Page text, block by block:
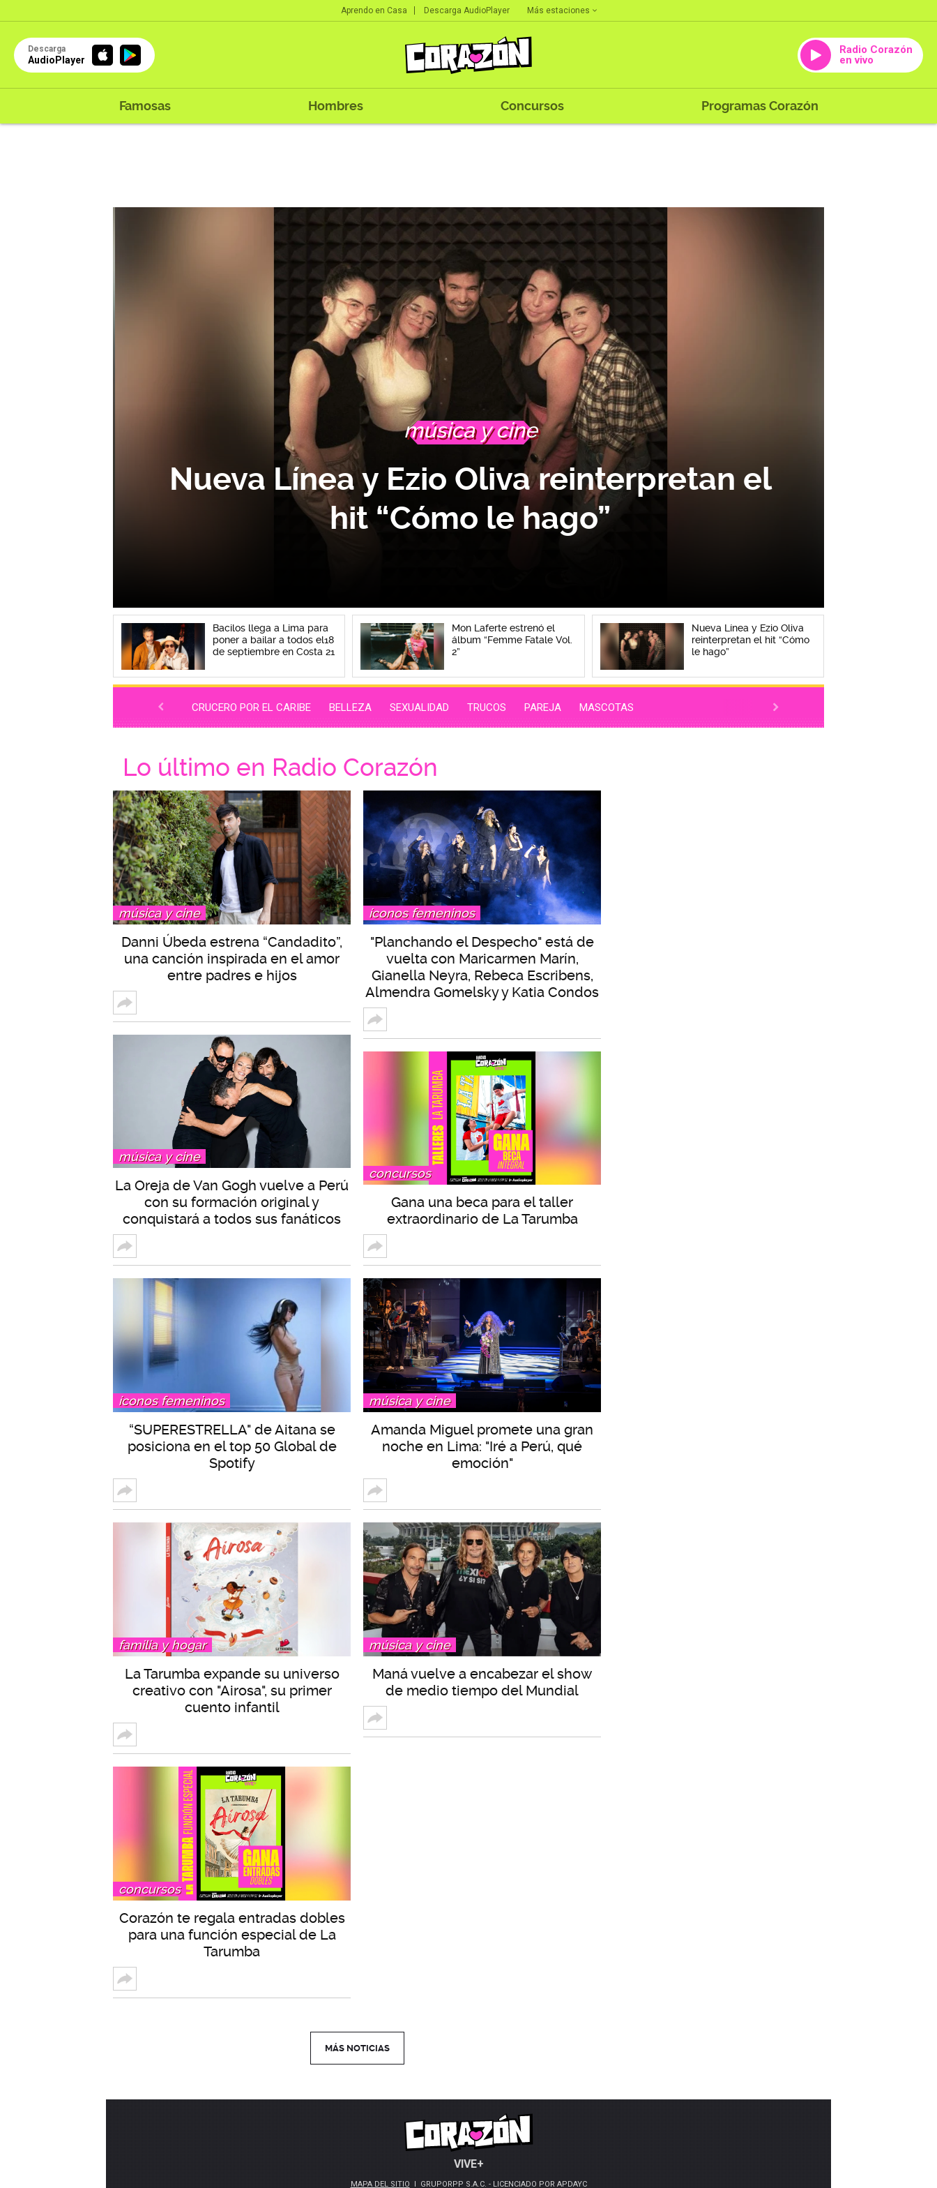
Aprendo en Casa Descarga AudioPlayer Más estaciones
Descarga
AudioPlayer
Radio Corazón
en vivo
Famosas Hombres Concursos Programas Corazón
música y cine
Nueva Línea y Ezio Oliva reinterpretan el
hit “Cómo le hago”
Bacilos llega a Lima para
poner a bailar a todos el18
de septiembre en Costa 21
Mon Laferte estrenó el
álbum “Femme Fatale Vol.
2”
Nueva Línea y Ezio Oliva
reinterpretan el hit “Cómo
le hago”
CRUCERO POR EL CARIBE BELLEZA SEXUALIDAD TRUCOS PAREJA MASCOTAS
Lo último en Radio Corazón
música y cine
Danni Úbeda estrena “Candadito”,
una canción inspirada en el amor
entre padres e hijos
música y cine
La Oreja de Van Gogh vuelve a Perú
con su formación original y
conquistará a todos sus fanáticos
íconos femeninos
“SUPERESTRELLA" de Aitana se
posiciona en el top 50 Global de
Spotify
familia y hogar
La Tarumba expande su universo
creativo con "Airosa", su primer
cuento infantil
concursos
Corazón te regala entradas dobles
para una función especial de La
Tarumba
íconos femeninos
"Planchando el Despecho" está de
vuelta con Maricarmen Marín,
Gianella Neyra, Rebeca Escribens,
Almendra Gomelsky y Katia Condos
concursos
Gana una beca para el taller
extraordinario de La Tarumba
música y cine
Amanda Miguel promete una gran
noche en Lima: "Iré a Perú, qué
emoción"
música y cine
Maná vuelve a encabezar el show
de medio tiempo del Mundial
MÁS NOTICIAS
VIVE+
MAPA DEL SITIO GRUPORPP S.A.C. - LICENCIADO POR APDAYC